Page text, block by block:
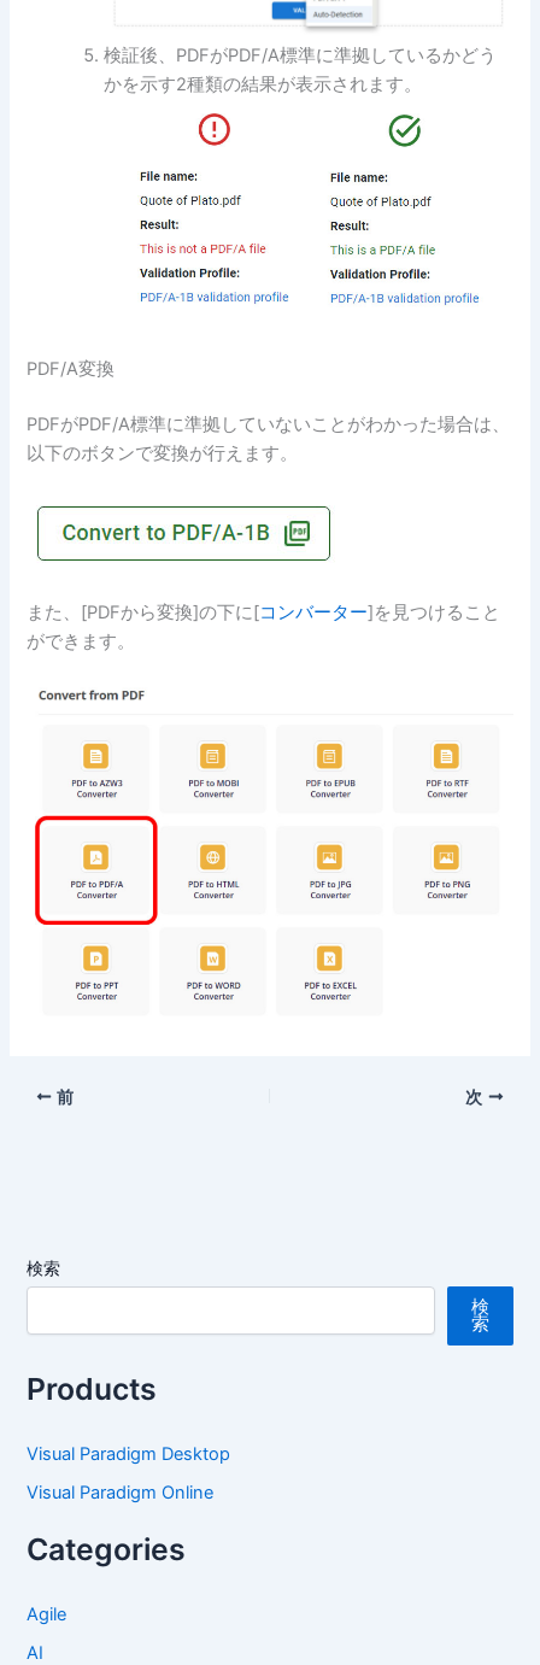
検証後、PDFがPDF/A標準に準拠しているかどう
かを示す2種類の結果が表示されます。
PDF/A変換
PDFがPDF/A標準に準拠していないことがわかった場合は、
以下のボタンで変換が行えます。
また、[PDFから変換]の下に[コンバーター]を見つけること
ができます。
前 次
検索
検
索
Products
Visual Paradigm Desktop
Visual Paradigm Online
Categories
Agile
AI